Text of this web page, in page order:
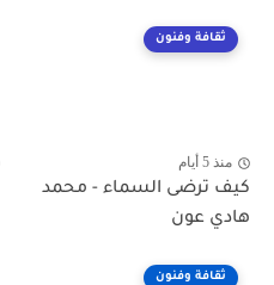
ثقافة وفنون
منذ 5 أيام
كيف ترضى السماء - محمد
هادي عون
ثقافة وفنون